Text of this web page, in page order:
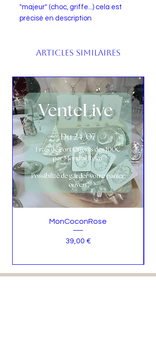
"majeur" (choc, griffe...) cela est
précisé en description
Articles similaires
MonCoconRose
Prix
39,00 €